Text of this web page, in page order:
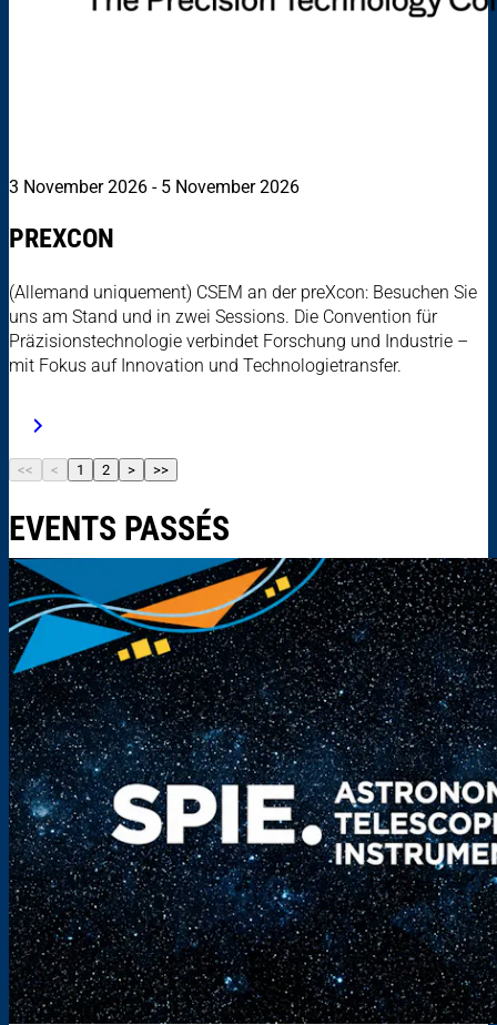
3 November 2026 - 5 November 2026
PREXCON
(Allemand uniquement) CSEM an der preXcon: Besuchen Sie
uns am Stand und in zwei Sessions. Die Convention für
Präzisionstechnologie verbindet Forschung und Industrie –
mit Fokus auf Innovation und Technologietransfer.
<< < 1 2 > >>
EVENTS PASSÉS